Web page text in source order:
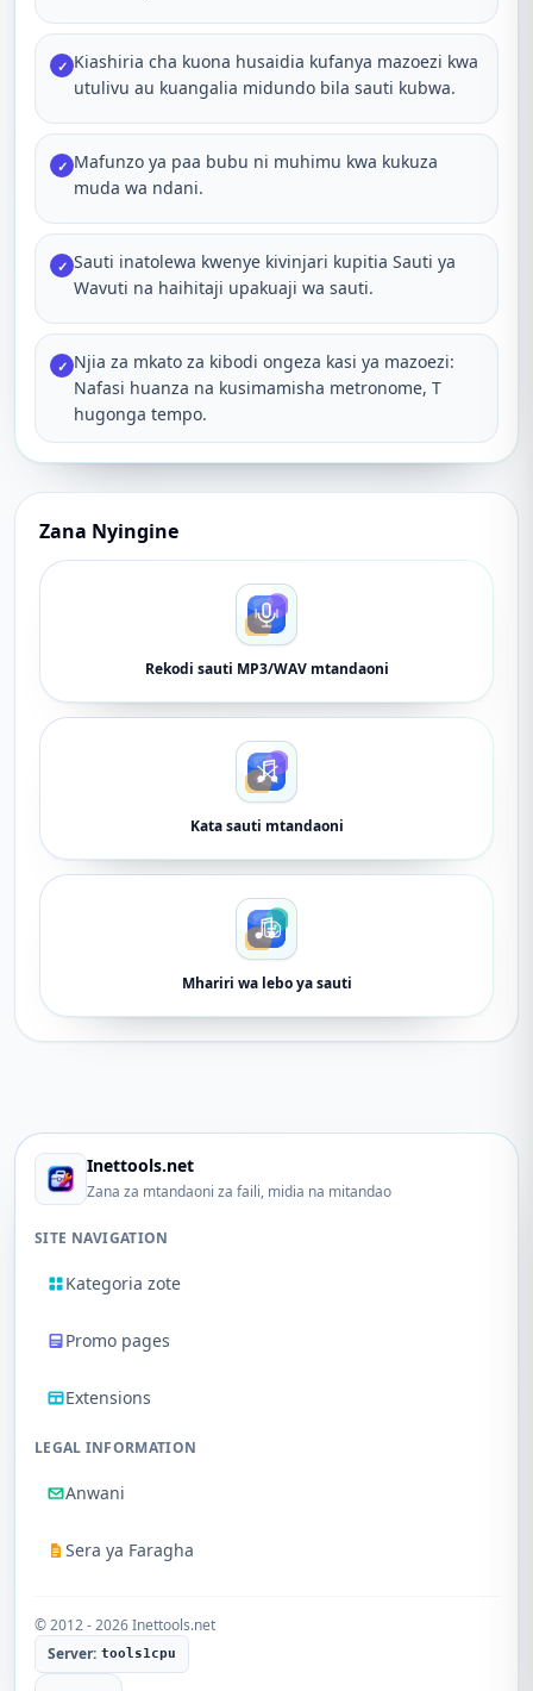
✓ Kiashiria cha kuona husaidia kufanya mazoezi kwa
utulivu au kuangalia midundo bila sauti kubwa.
✓ Mafunzo ya paa bubu ni muhimu kwa kukuza
muda wa ndani.
✓ Sauti inatolewa kwenye kivinjari kupitia Sauti ya
Wavuti na haihitaji upakuaji wa sauti.
✓ Njia za mkato za kibodi ongeza kasi ya mazoezi:
Nafasi huanza na kusimamisha metronome, T
hugonga tempo.
Zana Nyingine
Rekodi sauti MP3/WAV mtandaoni
Kata sauti mtandaoni
Mhariri wa lebo ya sauti
Inettools.net
Zana za mtandaoni za faili, midia na mitandao
SITE NAVIGATION
Kategoria zote
Promo pages
Extensions
LEGAL INFORMATION
Anwani
Sera ya Faragha
© 2012 - 2026 Inettools.net
Server: tools1cpu